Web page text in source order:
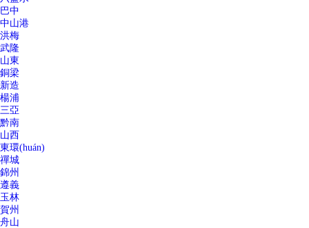
巴中
中山港
洪梅
武隆
山東
銅梁
新造
楊浦
三亞
黔南
山西
東環(huán)
禪城
錦州
遵義
玉林
賀州
舟山